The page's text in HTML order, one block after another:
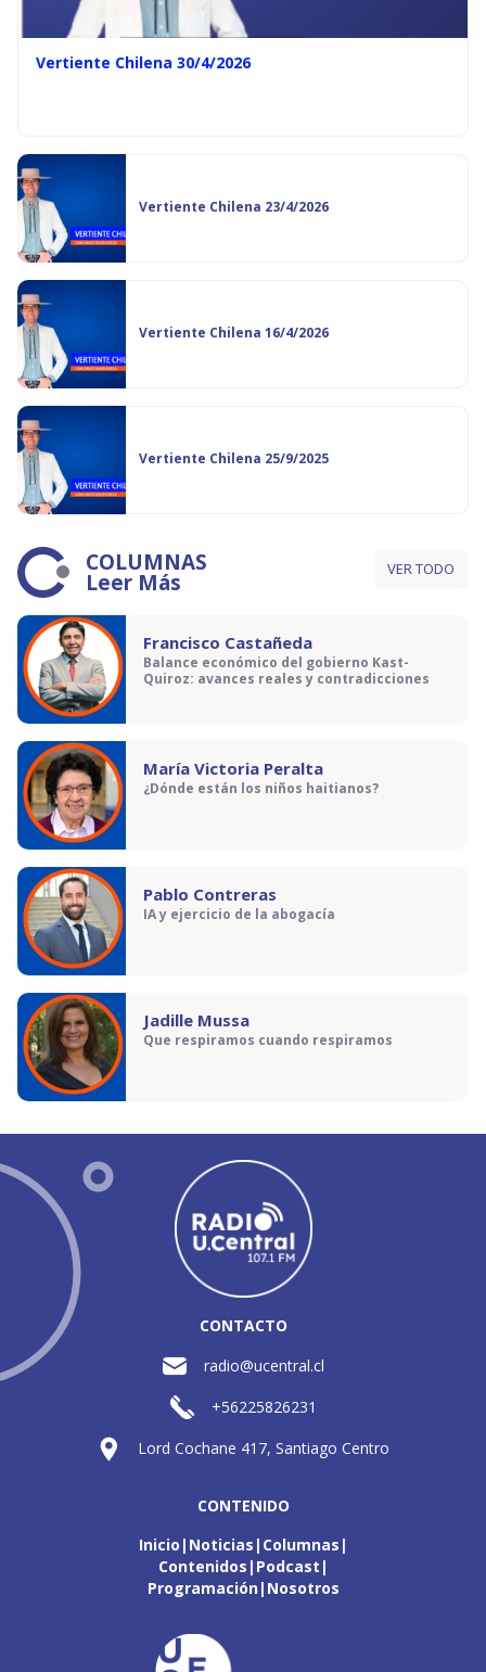
Vertiente Chilena 30/4/2026
Vertiente Chilena 23/4/2026
Vertiente Chilena 16/4/2026
Vertiente Chilena 25/9/2025
COLUMNAS
Leer Más VER TODO
Francisco Castañeda
Balance económico del gobierno Kast-
Quiroz: avances reales y contradicciones
María Victoria Peralta
¿Dónde están los niños haitianos?
Pablo Contreras
IA y ejercicio de la abogacía
Jadille Mussa
Que respiramos cuando respiramos
CONTACTO
radio@ucentral.cl
+56225826231
Lord Cochane 417, Santiago Centro
CONTENIDO
Inicio Noticias Columnas
Contenidos Podcast
Programación Nosotros